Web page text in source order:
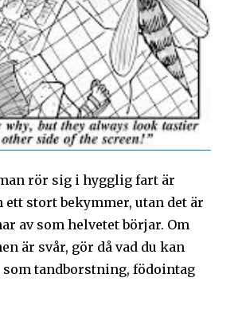
rör sig i hygglig fart är
ett stort bekymmer, utan det är
av som helvetet börjar. Om
är svår, gör då vad du kan
tandborstning, födointag